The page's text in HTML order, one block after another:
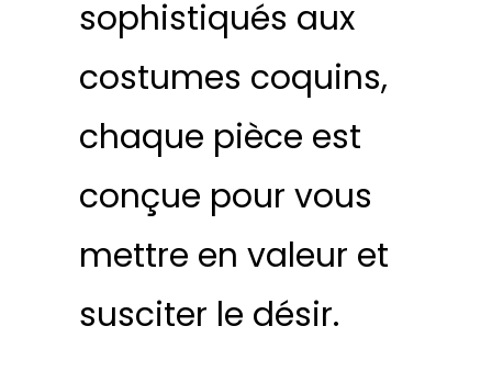
sophistiqués aux
costumes coquins,
chaque pièce est
conçue pour vous
mettre en valeur et
susciter le désir.